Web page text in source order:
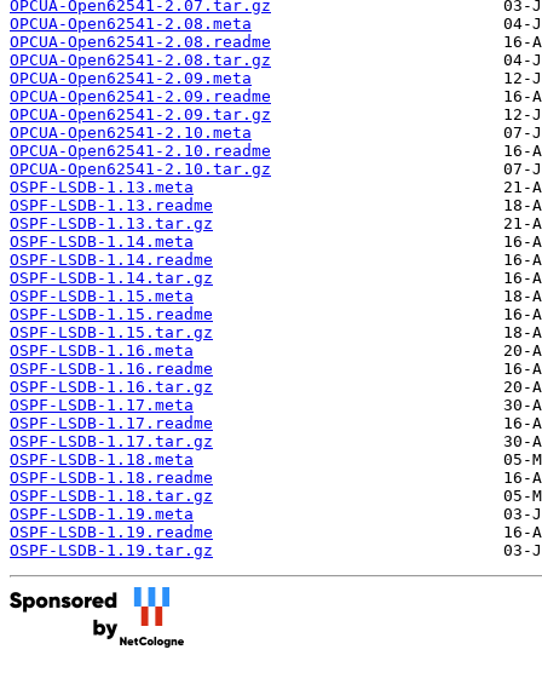
OPCUA-Open62541-2.07.tar.gz
OPCUA-Open62541-2.08.meta
OPCUA-Open62541-2.08.readme
OPCUA-Open62541-2.08.tar.gz
OPCUA-Open62541-2.09.meta
OPCUA-Open62541-2.09.readme
OPCUA-Open62541-2.09.tar.gz
OPCUA-Open62541-2.10.meta
OPCUA-Open62541-2.10.readme
OPCUA-Open62541-2.10.tar.gz
OSPF-LSDB-1.13.meta
OSPF-LSDB-1.13.readme
OSPF-LSDB-1.13.tar.gz
OSPF-LSDB-1.14.meta
OSPF-LSDB-1.14.readme
OSPF-LSDB-1.14.tar.gz
OSPF-LSDB-1.15.meta
OSPF-LSDB-1.15.readme
OSPF-LSDB-1.15.tar.gz
OSPF-LSDB-1.16.meta
OSPF-LSDB-1.16.readme
OSPF-LSDB-1.16.tar.gz
OSPF-LSDB-1.17.meta
OSPF-LSDB-1.17.readme
OSPF-LSDB-1.17.tar.gz
OSPF-LSDB-1.18.meta
OSPF-LSDB-1.18.readme
OSPF-LSDB-1.18.tar.gz
OSPF-LSDB-1.19.meta
OSPF-LSDB-1.19.readme
OSPF-LSDB-1.19.tar.gz